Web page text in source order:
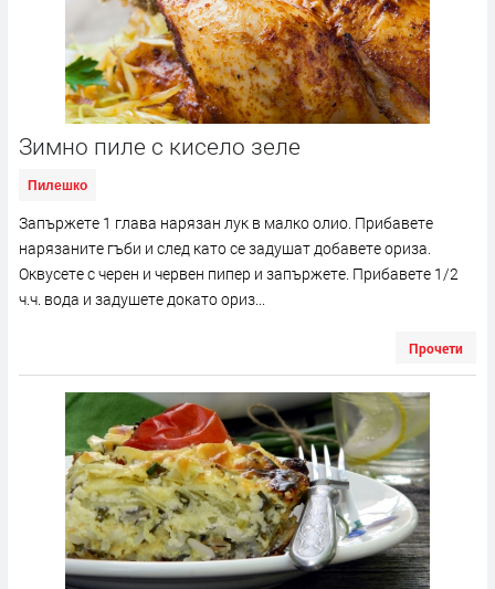
Зимно пиле с кисело зеле
Пилешко
Запържете 1 глава нарязан лук в малко олио. Прибавете
нарязаните гъби и след като се задушат добавете ориза.
Оквусете с черен и червен пипер и запържете. Прибавете 1/2
ч.ч. вода и задушете докато ориз...
Прочети